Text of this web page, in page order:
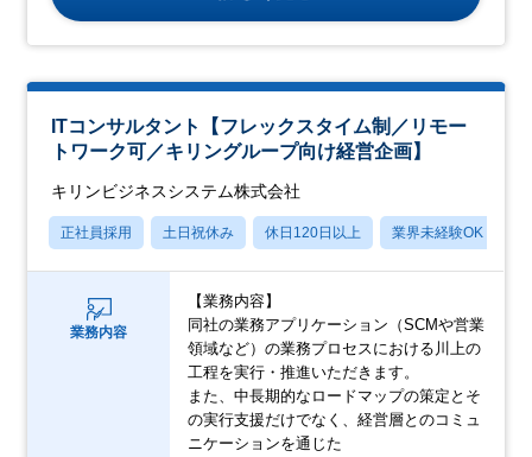
ITコンサルタント【フレックスタイム制／リモー
トワーク可／キリングループ向け経営企画】
キリンビジネスシステム株式会社
正社員採用 土日祝休み 休日120日以上 業界未経験OK
業務内容
【業務内容】
同社の業務アプリケーション（SCMや営業
領域など）の業務プロセスにおける川上の
工程を実行・推進いただきます。
また、中長期的なロードマップの策定とそ
の実行支援だけでなく、経営層とのコミュ
ニケーションを通じた